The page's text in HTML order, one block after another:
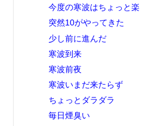
今度の寒波はちょっと楽
突然10がやってきた
少し前に進んだ
寒波到来
寒波前夜
寒波いまだ来たらず
ちょっとダラダラ
毎日煙臭い